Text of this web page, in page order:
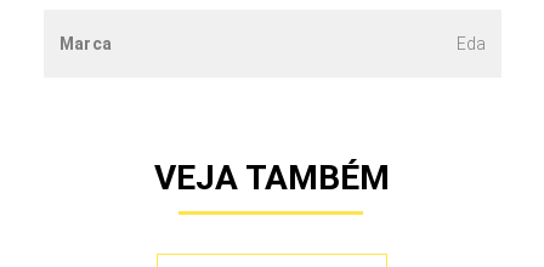
Marca Eda
VEJA TAMBÉM